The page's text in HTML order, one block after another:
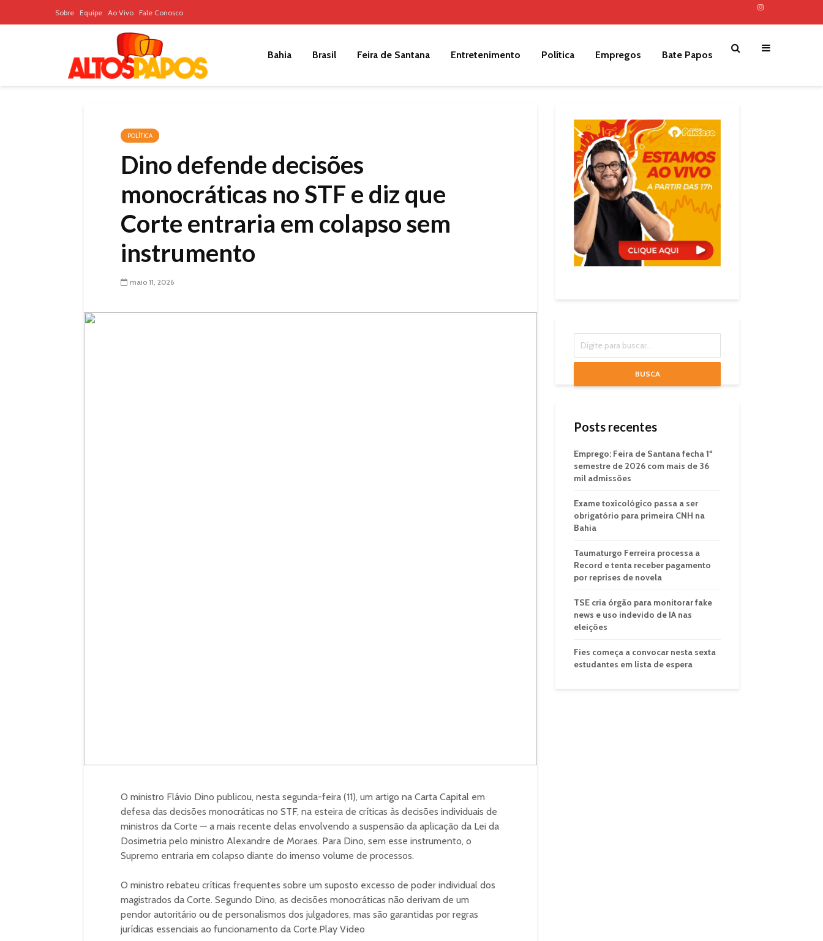
Sobre Equipe Ao Vivo Fale Conosco
Bahia Brasil Feira de Santana Entretenimento Política Empregos Bate Papos
POLÍTICA
Dino defende decisões
monocráticas no STF e diz que
Corte entraria em colapso sem
instrumento
maio 11, 2026
O ministro Flávio Dino publicou, nesta segunda-feira (11), um artigo na Carta Capital em
defesa das decisões monocráticas no STF, na esteira de críticas às decisões individuais de
ministros da Corte — a mais recente delas envolvendo a suspensão da aplicação da Lei da
Dosimetria pelo ministro Alexandre de Moraes. Para Dino, sem esse instrumento, o
Supremo entraria em colapso diante do imenso volume de processos.
O ministro rebateu críticas frequentes sobre um suposto excesso de poder individual dos
magistrados da Corte. Segundo Dino, as decisões monocráticas não derivam de um
pendor autoritário ou de personalismos dos julgadores, mas são garantidas por regras
jurídicas essenciais ao funcionamento da Corte.Play Video
BUSCA
Posts recentes
Emprego: Feira de Santana fecha 1º
semestre de 2026 com mais de 36
mil admissões
Exame toxicológico passa a ser
obrigatório para primeira CNH na
Bahia
Taumaturgo Ferreira processa a
Record e tenta receber pagamento
por reprises de novela
TSE cria órgão para monitorar fake
news e uso indevido de IA nas
eleições
Fies começa a convocar nesta sexta
estudantes em lista de espera